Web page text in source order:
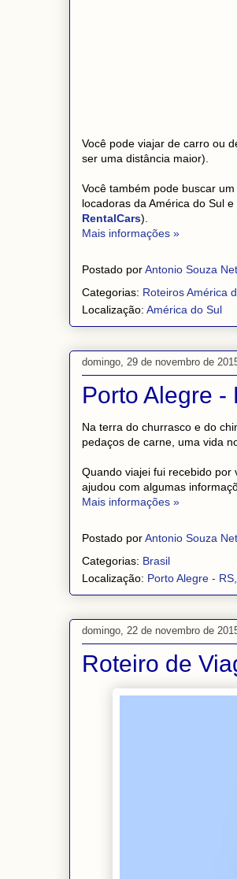
Você pode viajar de carro ou
ser uma distância maior).
Você também pode buscar
locadoras da América do Sul
RentalCars).
Mais informações »
Postado porAntonio Souza
Categorias: Roteiros América
Localização: América do Sul
domingo, 29 de novembro de
Porto Alegre -
Na terra do churrasco e do
pedaços de carne, uma vida
Quando viajei fui recebido por
ajudou com algumas
Mais informações »
Postado porAntonio Souza
Categorias: Brasil
Localização: Porto Alegre -
domingo, 22 de novembro de
Roteiro de